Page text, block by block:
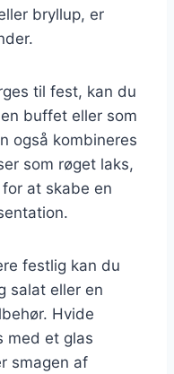
bryllup, er
til fest, kan du
buffet eller som
også kombineres
som røget laks,
at skabe en
festlig kan du
salat eller en
Hvide
med et glas
smagen af